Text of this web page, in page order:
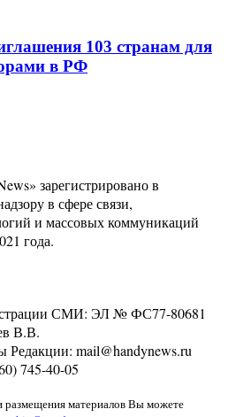
103 странам для
в РФ
зарегистрировано в
в сфере связи,
и массовых коммуникаций
года.
СМИ: ЭЛ № ФС77-80681
В.В.
Редакции: mail@handynews.ru
745-40-05
размещения материалов Вы можете